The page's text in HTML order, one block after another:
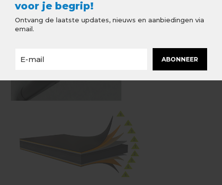
voor je begrip!
Ontvang de laatste updates, nieuws en aanbiedingen via
email.
ABONNEER